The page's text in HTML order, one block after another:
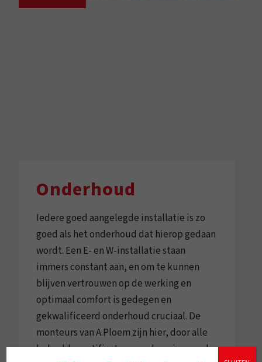
Onderhoud
Iedere goed aangelegde installatie is zo
goed als het onderhoud dat hierop gedaan
wordt. Een E- en W-installatie staan
immers constant aan, en om te kunnen
blijven vertrouwen op de werking en
optimaal comfort is gedegen en
gekwalificeerd onderhoud cruciaal. De
monteurs van A.Ploem zijn hier, door alle
behaalde certificaten en erkenningen, als